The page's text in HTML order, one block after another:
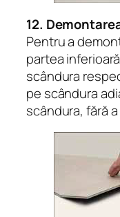
12.
Pentru a
partea
scândura
pe scândura
scândura, fără